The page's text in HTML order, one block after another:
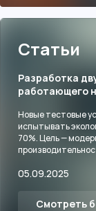
Статьи
Разработка
работающего
Новые тестовые
испытывать
70%. Цель —
05.09.2025
Смотреть